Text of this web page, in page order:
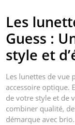
Les
Guess :
style et
Les lunettes de vue
accessoire optique.
de votre style et de
combiner qualité,
démarque avec brio.